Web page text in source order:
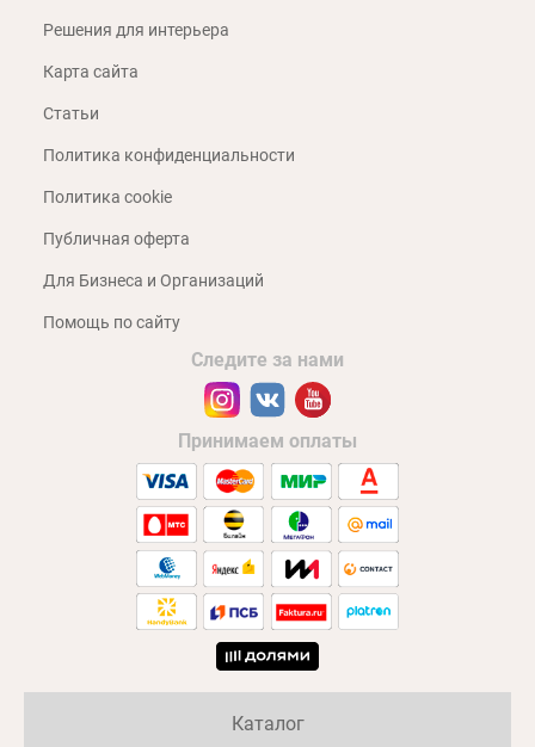
Решения для интерьера
Карта сайта
Статьи
Политика конфиденциальности
Политика cookie
Публичная оферта
Для Бизнеса и Организаций
Помощь по сайту
Следите за нами
Принимаем оплаты
Каталог